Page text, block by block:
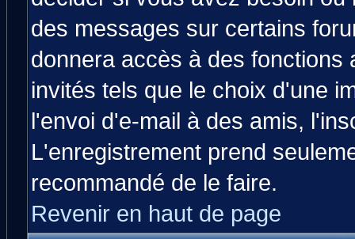
des messages sur certains
donnera accès à des fonctions
invités tels que le choix d'une
l'envoi d'e-mail à des amis,
L'enregistrement prend
recommandé de le faire.
Revenir en haut de page